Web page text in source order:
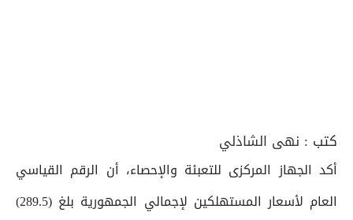
كتب : نهى الشاذلي
أكد الجهاز المركزى للتعبئة والإحصاء، أن الرقم القياسي
العام لأسعار المستهلكين لإجمالي الجمهورية بلغ (289.5)